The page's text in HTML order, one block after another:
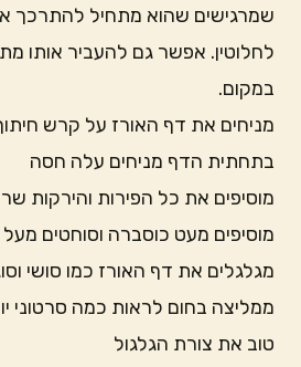
שמרגישים שהוא מתחיל להתרכך
לחלוטין. אפשר גם להעביר אותו
במקום.
מניחים את דף האורז על קרש
בתחתית הדף מניחים עלה חסה
מוסיפים את כל הפירות והירקות
מוסיפים מעט כוסברה וסוחטים
מגלגלים את דף האורז כמו סושי
ממליצה בחום לראות כמה סרטוני
טוב את צורת הגלגול